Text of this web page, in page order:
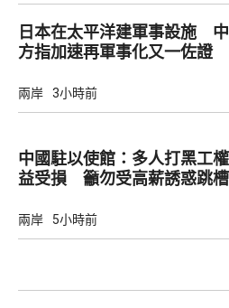
日本在太平洋建軍事設施 中
方指加速再軍事化又一佐證
兩岸 3小時前
中國駐以使館：多人打黑工權
益受損 籲勿受高薪誘惑跳槽
兩岸 5小時前